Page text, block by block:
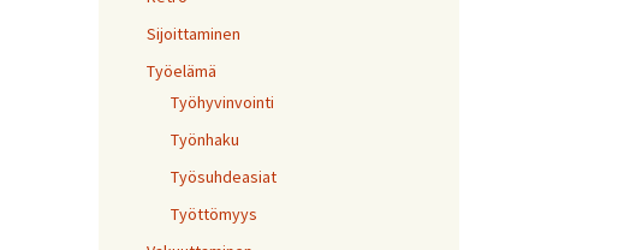
Sijoittaminen
Työelämä
Työhyvinvointi
Työnhaku
Työsuhdeasiat
Työttömyys